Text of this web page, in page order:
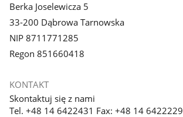
Berka Joselewicza 5
33-200 Dąbrowa Tarnowska
NIP 8711771285
Regon 851660418
KONTAKT
Skontaktuj się z nami
Tel. +48 14 6422431 Fax: +48 14 6422229